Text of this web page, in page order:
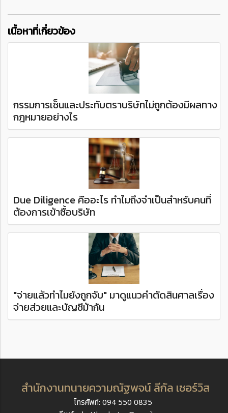
เนื้อหาที่เกี่ยวข้อง
กรรมการเซ็นและประทับตราบริษัทไม่ถูกต้องมีผลทาง
กฎหมายอย่างไร
Due Diligence คืออะไร ทำไมถึงจำเป็นสำหรับคนที่
ต้องการเข้าซื้อบริษัท
"จ่ายแล้วทำไมยังถูกจับ" มาดูแนวคำตัดสินศาลเรื่อง
จ่ายส่วยและบัญชีม้ากัน
สำนักงานทนายความณัฐพจน์ ลีกัล เซอร์วิส
โทรศัพท์: 094 550 0835